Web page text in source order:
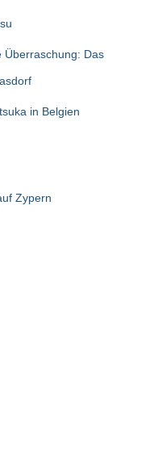
Überraschung: Das
in Belgien
Zypern